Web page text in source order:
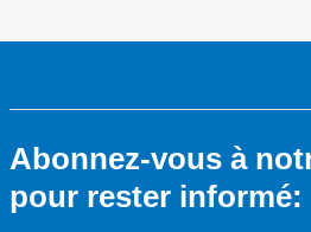
Abonnez-vous à
pour rester informé: